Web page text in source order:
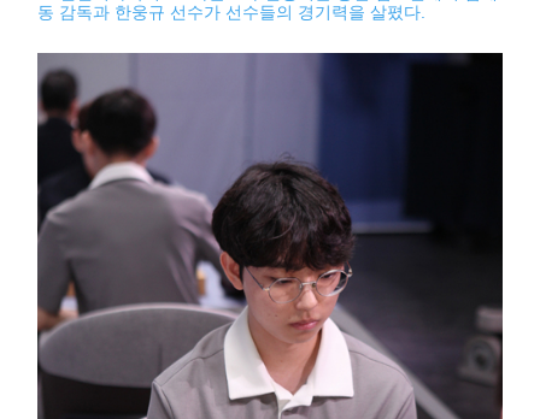
동 감독과 한웅규 선수가 선수들의 경기력을 살폈다.